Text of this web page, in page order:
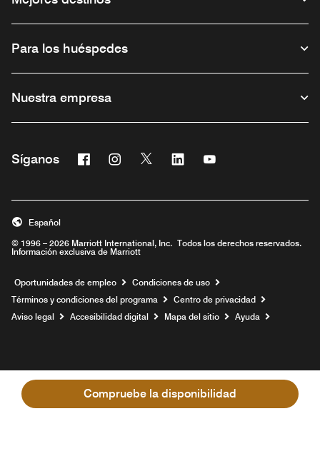
Compruebe la disponibilidad
Para los huéspedes
Nuestra empresa
Síganos Facebook
Abre una ventana nueva
Instagram
Abre una ventana nueva
Twitter
Abre una ventana nueva
Linkedin
Abre una ventana nueva
Abre una ventana
© 1996 – 2026 Marriott International, Inc. Todos los derechos reservados.
Información exclusiva de Marriott
Español
Oportunidades de empleo Abre una ventana nueva
Condiciones de uso
Términos y condiciones del programa
Centro de privacidad
Aviso legal
Accesibilidad digital Mapa del sitio Ayuda